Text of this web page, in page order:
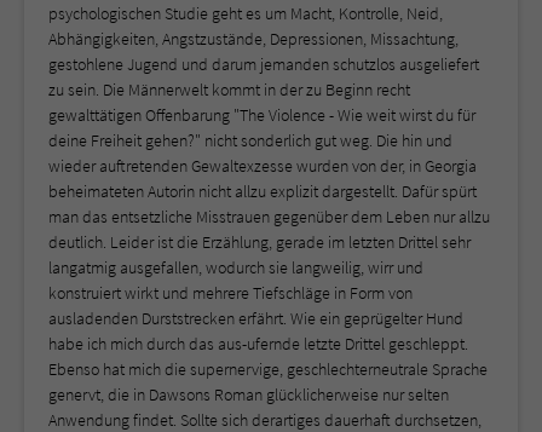
psychologischen Studie geht es um Macht, Kontrolle, Neid,
Abhängigkeiten, Angstzustände, Depressionen, Missachtung,
gestohlene Jugend und darum jemanden schutzlos ausgeliefert
zu sein. Die Männerwelt kommt in der zu Beginn recht
gewalttätigen Offenbarung "The Violence - Wie weit wirst du für
deine Freiheit gehen?" nicht sonderlich gut weg. Die hin und
wieder auftretenden Gewaltexzesse wurden von der, in Georgia
beheimateten Autorin nicht allzu explizit dargestellt. Dafür spürt
man das entsetzliche Misstrauen gegenüber dem Leben nur allzu
deutlich. Leider ist die Erzählung, gerade im letzten Drittel sehr
langatmig ausgefallen, wodurch sie langweilig, wirr und
konstruiert wirkt und mehrere Tiefschläge in Form von
ausladenden Durststrecken erfährt. Wie ein geprügelter Hund
habe ich mich durch das aus-ufernde letzte Drittel geschleppt.
Ebenso hat mich die supernervige, geschlechterneutrale Sprache
genervt, die in Dawsons Roman glücklicherweise nur selten
Anwendung findet. Sollte sich derartiges dauerhaft durchsetzen,